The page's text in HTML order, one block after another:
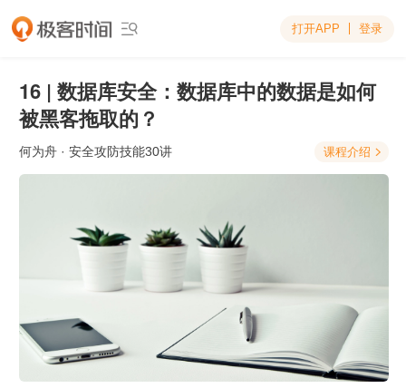
 打开APP 登录
16 | 数据库安全：数据库中的数据是如何
被黑客拖取的？
何为舟 · 安全攻防技能30讲 课程介绍 